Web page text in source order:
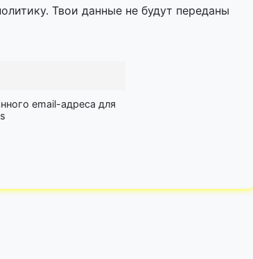
Твои данные не будут переданы
email-адреса для